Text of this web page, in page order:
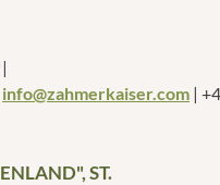
info@zahmerkaiser.com |
ST.